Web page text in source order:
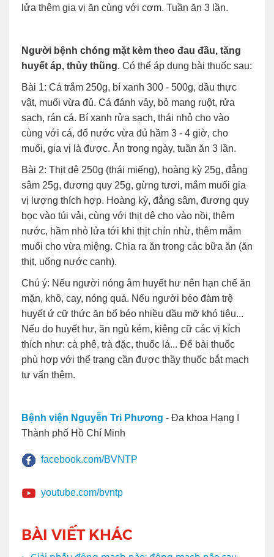
lửa thêm gia vị ăn cùng với cơm. Tuần ăn 3 lần.
Người bệnh chóng mặt kèm theo đau đầu, tăng
huyết áp, thủy thũng. Có thể áp dụng bài thuốc sau:
Bài 1: Cá trắm 250g, bí xanh 300 - 500g, dầu thực
vật, muối vừa đủ. Cá đánh vảy, bỏ mang ruột, rửa
sạch, rán cá. Bí xanh rửa sạch, thái nhỏ cho vào
cùng với cá, đổ nước vừa đủ hầm 3 - 4 giờ, cho
muối, gia vị là được. Ăn trong ngày, tuần ăn 3 lần.
Bài 2: Thịt dê 250g (thái miếng), hoàng kỳ 25g, đẳng
sâm 25g, đương quy 25g, gừng tươi, mắm muối gia
vị lượng thích hợp. Hoàng kỳ, đẳng sâm, đương quy
bọc vào túi vải, cùng với thịt dê cho vào nồi, thêm
nước, hầm nhỏ lửa tới khi thịt chín nhừ, thêm mắm
muối cho vừa miệng. Chia ra ăn trong các bữa ăn (ăn
thịt, uống nước canh).
Chú ý: Nếu người nóng âm huyết hư nên hạn chế ăn
mặn, khô, cay, nóng quá. Nếu người béo đàm trệ
huyết ứ cữ thức ăn bổ béo nhiều dầu mỡ khó tiêu...
Nếu do huyết hư, ăn ngủ kém, kiêng cữ các vị kích
thích như: cà phê, trà đặc, thuốc lá... Để bài thuốc
phù hợp với thể trạng cần được thầy thuốc bắt mạch
tư vấn thêm.
Bệnh viện Nguyễn Tri Phương - Đa khoa Hạng I
Thành phố Hồ Chí Minh
facebook.com/BVNTP
youtube.com/bvntp
BÀI VIẾT KHÁC